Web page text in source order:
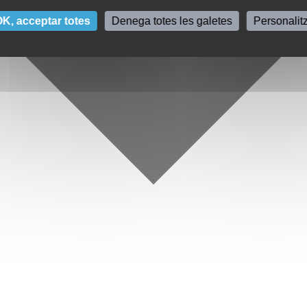
acceptar totes Denega totes les galetes